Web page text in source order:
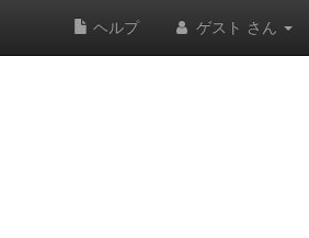
ヘルプ ゲスト さん